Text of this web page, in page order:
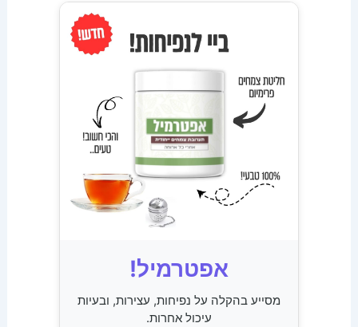
אפטרמיל!
מסייע בהקלה על נפיחות, עצירות, ובעיות
עיכול אחרות.